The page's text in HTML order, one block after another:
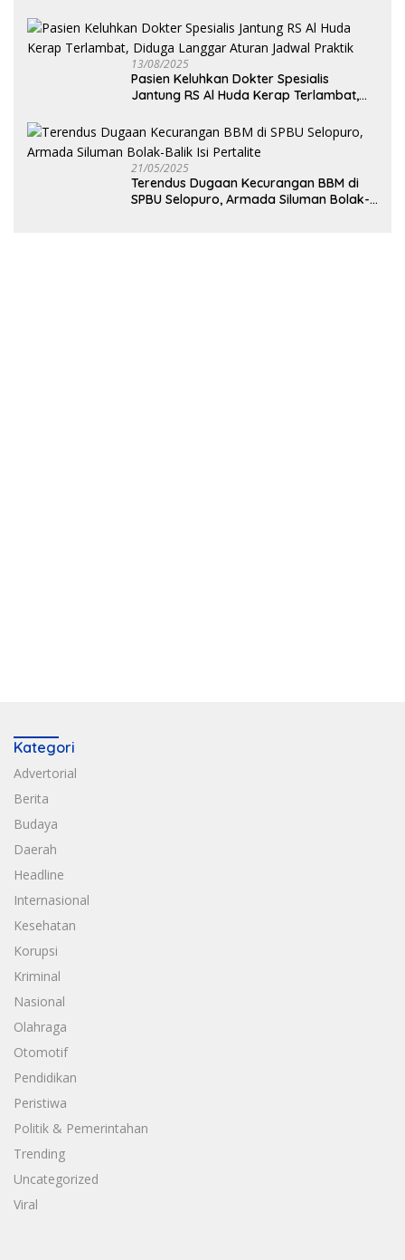
13/08/2025
Pasien Keluhkan Dokter Spesialis
Jantung RS Al Huda Kerap Terlambat,
21/05/2025
Terendus Dugaan Kecurangan BBM di
SPBU Selopuro, Armada Siluman Bolak-
Kategori
Advertorial
Berita
Budaya
Daerah
Headline
Internasional
Kesehatan
Korupsi
Kriminal
Nasional
Olahraga
Otomotif
Pendidikan
Peristiwa
Politik & Pemerintahan
Trending
Uncategorized
Viral